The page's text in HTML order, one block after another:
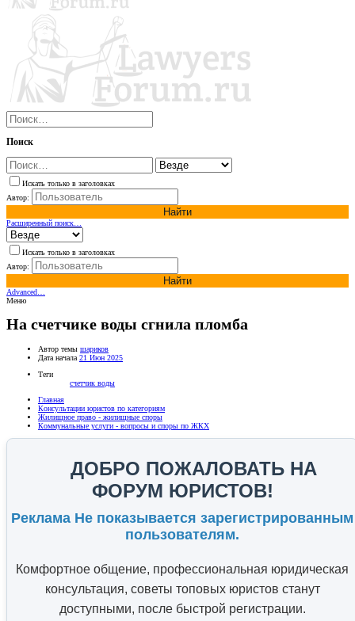
Поиск
Искать только в заголовках
Автор:
Найти
Расширенный поиск…
Искать только в заголовках
Автор:
Найти
Advanced…
Меню
На счетчике воды сгнила пломба
Автор темы шариков
Дата начала 21 Июн 2025
Теги
счетчик воды
Главная
Консультации юристов по категориям
Жилищное право - жилищные споры
Коммунальные услуги - вопросы и споры по ЖКХ
ДОБРО ПОЖАЛОВАТЬ НА
ФОРУМ ЮРИСТОВ!
Реклама Не показывается зарегистрированным
пользователям.
Комфортное общение, профессиональная юридическая
консультация, советы топовых юристов станут
доступными, после быстрой регистрации.